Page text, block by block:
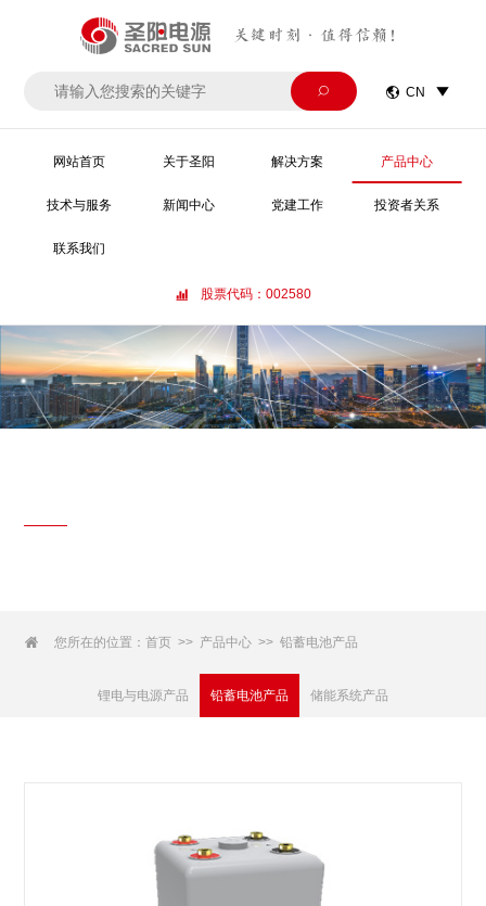
关键时刻·值得信赖！
  CN 
网站首页 关于圣阳 解决方案 产品中心
技术与服务 新闻中心 党建工作 投资者关系
联系我们
 股票代码：002580
 您所在的位置：首页 >> 产品中心 >> 铅蓄电池产品
锂电与电源产品 铅蓄电池产品 储能系统产品